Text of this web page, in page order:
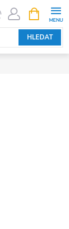
HLEDAT
NÁKUPNÍ
KOŠÍK